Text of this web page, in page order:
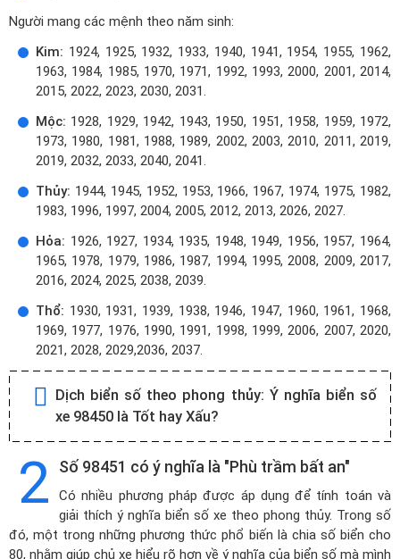
Người mang các mệnh theo năm sinh:
Kim: 1924, 1925, 1932, 1933, 1940, 1941, 1954, 1955, 1962,
1963, 1984, 1985, 1970, 1971, 1992, 1993, 2000, 2001, 2014,
2015, 2022, 2023, 2030, 2031.
Mộc: 1928, 1929, 1942, 1943, 1950, 1951, 1958, 1959, 1972,
1973, 1980, 1981, 1988, 1989, 2002, 2003, 2010, 2011, 2019,
2019, 2032, 2033, 2040, 2041.
Thủy: 1944, 1945, 1952, 1953, 1966, 1967, 1974, 1975, 1982,
1983, 1996, 1997, 2004, 2005, 2012, 2013, 2026, 2027.
Hỏa: 1926, 1927, 1934, 1935, 1948, 1949, 1956, 1957, 1964,
1965, 1978, 1979, 1986, 1987, 1994, 1995, 2008, 2009, 2017,
2016, 2024, 2025, 2038, 2039.
Thổ: 1930, 1931, 1939, 1938, 1946, 1947, 1960, 1961, 1968,
1969, 1977, 1976, 1990, 1991, 1998, 1999, 2006, 2007, 2020,
2021, 2028, 2029,2036, 2037.
Dịch biển số theo phong thủy: Ý nghĩa biển số
xe 98450 là Tốt hay Xấu?
2 Số 98451 có ý nghĩa là "Phù trầm bất an"
Có nhiều phương pháp được áp dụng để tính toán và
giải thích ý nghĩa biển số xe theo phong thủy. Trong số
đó, một trong những phương thức phổ biến là chia số biển cho
80, nhằm giúp chủ xe hiểu rõ hơn về ý nghĩa của biển số mà mình